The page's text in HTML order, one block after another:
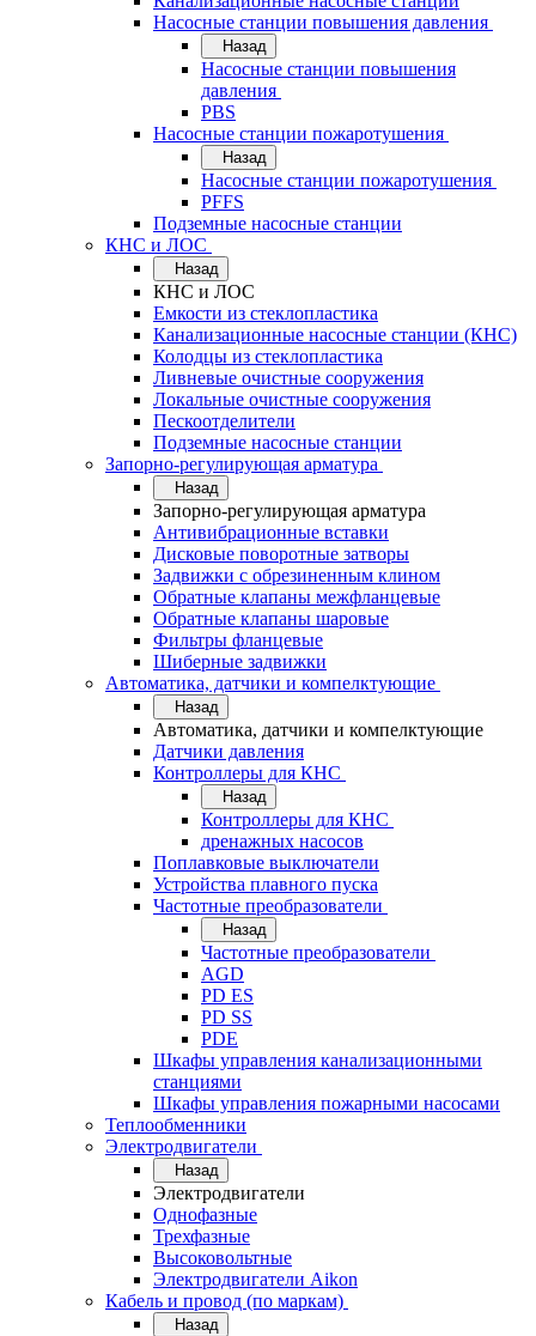
Насосные станции повышения давления
Назад
Насосные станции повышения
давления
PBS
Насосные станции пожаротушения
Назад
Насосные станции пожаротушения
PFFS
Подземные насосные станции
КНС и ЛОС
Назад
КНС и ЛОС
Емкости из стеклопластика
Канализационные насосные станции (КНС)
Колодцы из стеклопластика
Ливневые очистные сооружения
Локальные очистные сооружения
Пескоотделители
Подземные насосные станции
Запорно-регулирующая арматура
Назад
Запорно-регулирующая арматура
Антивибрационные вставки
Дисковые поворотные затворы
Задвижки с обрезиненным клином
Обратные клапаны межфланцевые
Обратные клапаны шаровые
Фильтры фланцевые
Шиберные задвижки
Автоматика, датчики и компелктующие
Назад
Автоматика, датчики и компелктующие
Датчики давления
Контроллеры для КНС
Назад
Контроллеры для КНС
дренажных насосов
Поплавковые выключатели
Устройства плавного пуска
Частотные преобразователи
Назад
Частотные преобразователи
AGD
PD ES
PD SS
PDE
Шкафы управления канализационными
станциями
Шкафы управления пожарными насосами
Теплообменники
Электродвигатели
Назад
Электродвигатели
Однофазные
Трехфазные
Высоковольтные
Электродвигатели Aikon
Кабель и провод (по маркам)
Назад